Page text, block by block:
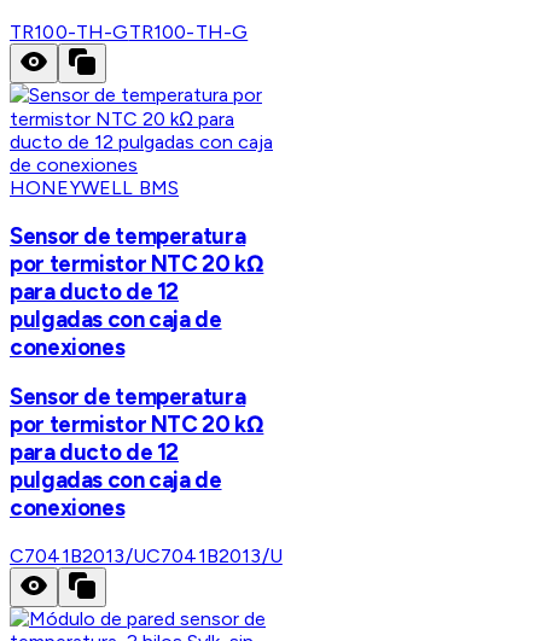
TR100-TH-GTR100-TH-G
HONEYWELL BMS
Sensor de temperatura
por termistor NTC 20 kΩ
para ducto de 12
pulgadas con caja de
conexiones
Sensor de temperatura
por termistor NTC 20 kΩ
para ducto de 12
pulgadas con caja de
conexiones
C7041B2013/UC7041B2013/U